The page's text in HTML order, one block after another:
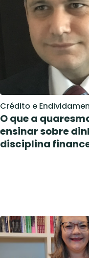
Crédito e
O que a
ensinar sobre
disciplina